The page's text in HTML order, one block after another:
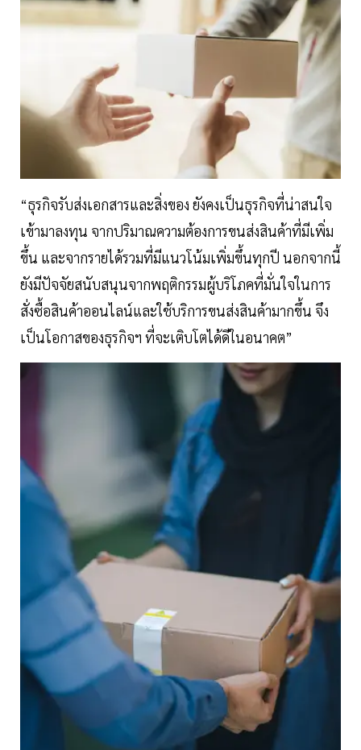
“ธุรกิจรับส่งเอกสารและสิ่งของ ยังคงเป็นธุรกิจที่น่าสนใจ
เข้ามาลงทุน จากปริมาณความต้องการขนส่งสินค้าที่มีเพิ่ม
ขึ้น และจากรายได้รวมที่มีแนวโน้มเพิ่มขึ้นทุกปี นอกจากนี้
ยังมีปัจจัยสนับสนุนจากพฤติกรรมผู้บริโภคที่มั่นใจในการ
สั่งซื้อสินค้าออนไลน์และใช้บริการขนส่งสินค้ามากขึ้น จึง
เป็นโอกาสของธุรกิจฯ ที่จะเติบโตได้ดีในอนาคต”